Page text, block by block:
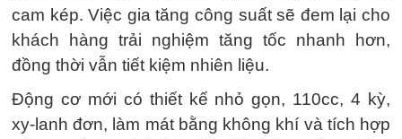
cam kép. Việc gia tăng công suất sẽ đem lại cho
khách hàng trải nghiệm tăng tốc nhanh hơn,
đồng thời vẫn tiết kiệm nhiên liệu.
Động cơ mới có thiết kế nhỏ gọn, 110cc, 4 kỳ,
xy-lanh đơn, làm mát bằng không khí và tích hợp